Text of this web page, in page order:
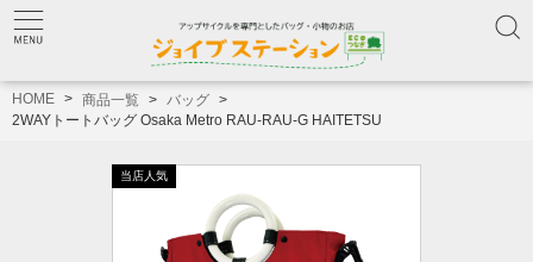
HOME 商品一覧
バッグ
2WAYトートバッグ Osaka Metro RAU-RAU-G HAITETSU